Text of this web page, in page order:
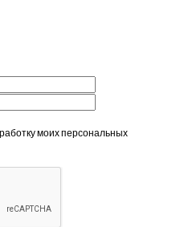
моих персональных